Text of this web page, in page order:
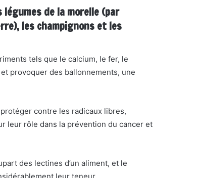
de la morelle (par
les champignons et les
tels que le calcium, le fer, le
provoquer des ballonnements, une
contre les radicaux libres,
leur rôle dans la prévention du cancer et
des lectines d’un aliment, et le